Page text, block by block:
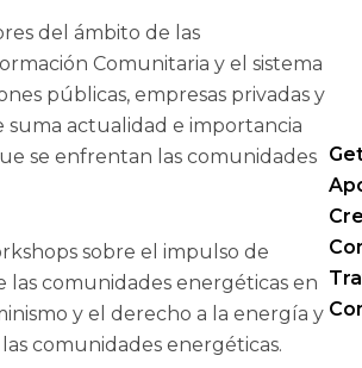
del ámbito de las
Comunitaria y el sistema
públicas, empresas privadas y
actualidad e importancia
se enfrentan las comunidades
sobre el impulso de
las comunidades energéticas en
y el derecho a la energía y
comunidades energéticas.